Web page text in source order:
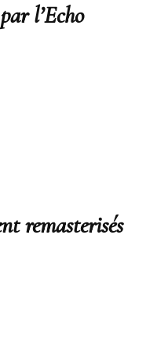
l’Echo
remasterisés